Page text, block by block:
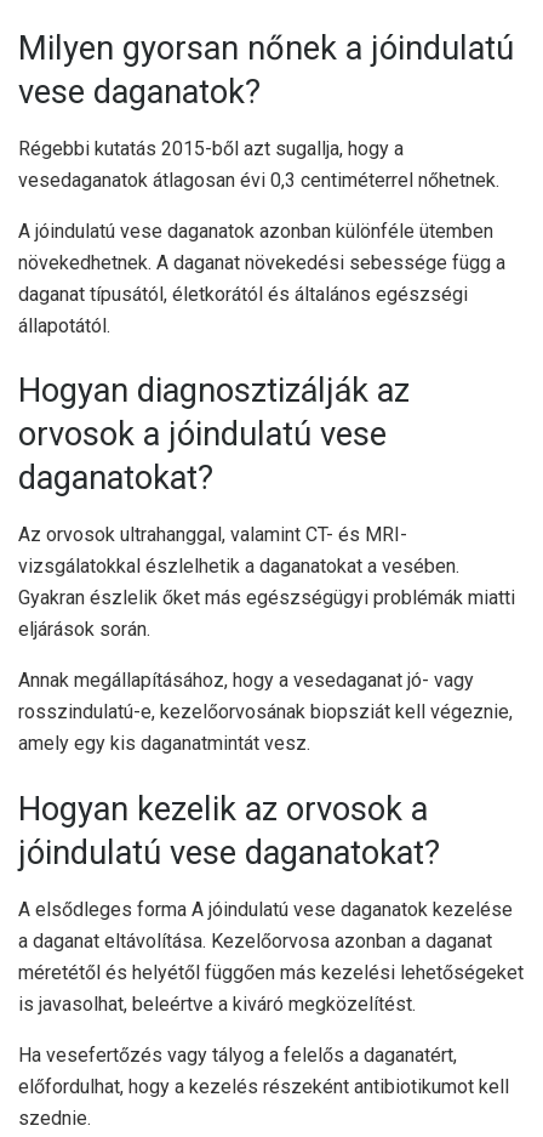
Milyen gyorsan nőnek a jóindulatú
vese daganatok?
Régebbi kutatás 2015-ből azt sugallja, hogy a
vesedaganatok átlagosan évi 0,3 centiméterrel nőhetnek.
A jóindulatú vese daganatok azonban különféle ütemben
növekedhetnek. A daganat növekedési sebessége függ a
daganat típusától, életkorától és általános egészségi
állapotától.
Hogyan diagnosztizálják az
orvosok a jóindulatú vese
daganatokat?
Az orvosok ultrahanggal, valamint CT- és MRI-
vizsgálatokkal észlelhetik a daganatokat a vesében.
Gyakran észlelik őket más egészségügyi problémák miatti
eljárások során.
Annak megállapításához, hogy a vesedaganat jó- vagy
rosszindulatú-e, kezelőorvosának biopsziát kell végeznie,
amely egy kis daganatmintát vesz.
Hogyan kezelik az orvosok a
jóindulatú vese daganatokat?
A elsődleges forma A jóindulatú vese daganatok kezelése
a daganat eltávolítása. Kezelőorvosa azonban a daganat
méretétől és helyétől függően más kezelési lehetőségeket
is javasolhat, beleértve a kiváró megközelítést.
Ha vesefertőzés vagy tályog a felelős a daganatért,
előfordulhat, hogy a kezelés részeként antibiotikumot kell
szednie.